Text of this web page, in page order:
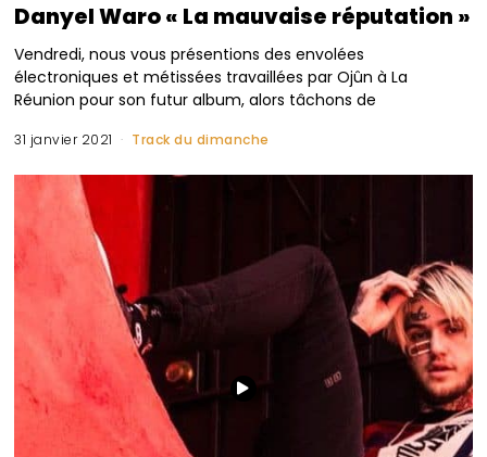
Danyel Waro « La mauvaise réputation »
Vendredi, nous vous présentions des envolées
électroniques et métissées travaillées par Ojûn à La
Réunion pour son futur album, alors tâchons de
31 janvier 2021 Track du dimanche